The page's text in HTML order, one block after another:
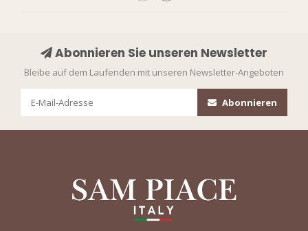
Abonnieren Sie unseren Newsletter
Bleibe auf dem Laufenden mit unseren Newsletter-Angeboten
Abonnieren